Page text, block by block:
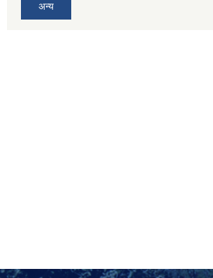
अन्य